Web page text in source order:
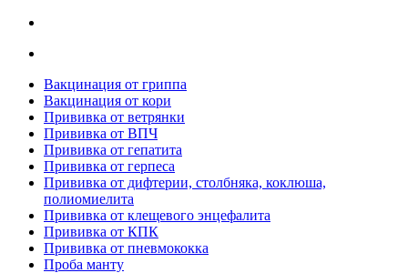
Вакцинация от гриппа
Вакцинация от кори
Прививка от ветрянки
Прививка от ВПЧ
Прививка от гепатита
Прививка от герпеса
Прививка от дифтерии, столбняка, коклюша,
полиомиелита
Прививка от клещевого энцефалита
Прививка от КПК
Прививка от пневмококка
Проба манту